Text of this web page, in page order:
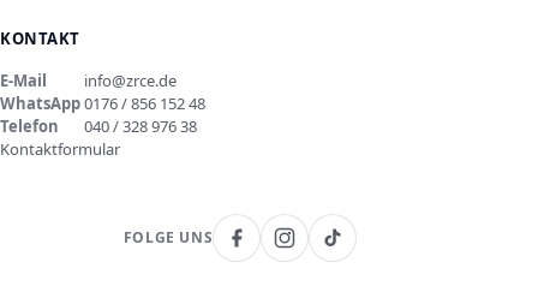
KONTAKT
E-Mail
info@zrce.de
WhatsApp0176 / 856 152 48
Telefon
040 / 328 976 38
Kontaktformular
FOLGE UNS